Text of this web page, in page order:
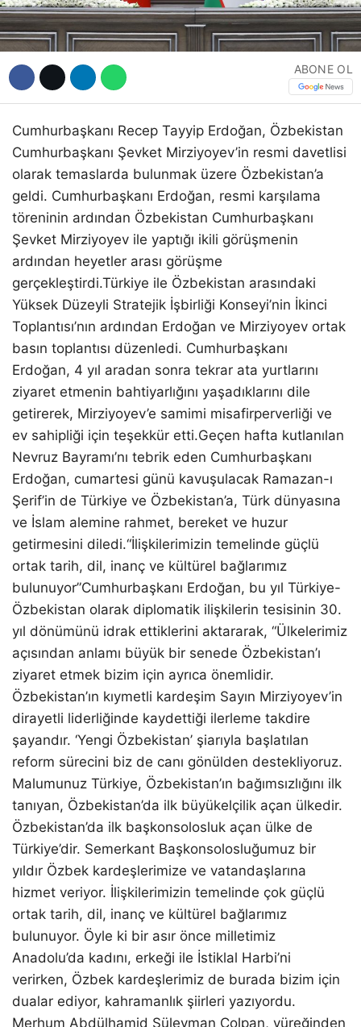
ABONE OL
Cumhurbaşkanı Recep Tayyip Erdoğan, Özbekistan
Cumhurbaşkanı Şevket Mirziyoyev’in resmi davetlisi
olarak temaslarda bulunmak üzere Özbekistan’a
geldi. Cumhurbaşkanı Erdoğan, resmi karşılama
töreninin ardından Özbekistan Cumhurbaşkanı
Şevket Mirziyoyev ile yaptığı ikili görüşmenin
ardından heyetler arası görüşme
gerçekleştirdi.Türkiye ile Özbekistan arasındaki
Yüksek Düzeyli Stratejik İşbirliği Konseyi’nin İkinci
Toplantısı’nın ardından Erdoğan ve Mirziyoyev ortak
basın toplantısı düzenledi. Cumhurbaşkanı
Erdoğan, 4 yıl aradan sonra tekrar ata yurtlarını
ziyaret etmenin bahtiyarlığını yaşadıklarını dile
getirerek, Mirziyoyev’e samimi misafirperverliği ve
ev sahipliği için teşekkür etti.Geçen hafta kutlanılan
Nevruz Bayramı’nı tebrik eden Cumhurbaşkanı
Erdoğan, cumartesi günü kavuşulacak Ramazan-ı
Şerif’in de Türkiye ve Özbekistan’a, Türk dünyasına
ve İslam alemine rahmet, bereket ve huzur
getirmesini diledi.“İlişkilerimizin temelinde güçlü
ortak tarih, dil, inanç ve kültürel bağlarımız
bulunuyor”Cumhurbaşkanı Erdoğan, bu yıl Türkiye-
Özbekistan olarak diplomatik ilişkilerin tesisinin 30.
yıl dönümünü idrak ettiklerini aktararak, “Ülkelerimiz
açısından anlamı büyük bir senede Özbekistan’ı
ziyaret etmek bizim için ayrıca önemlidir.
Özbekistan’ın kıymetli kardeşim Sayın Mirziyoyev’in
dirayetli liderliğinde kaydettiği ilerleme takdire
şayandır. ‘Yengi Özbekistan’ şiarıyla başlatılan
reform sürecini biz de canı gönülden destekliyoruz.
Malumunuz Türkiye, Özbekistan’ın bağımsızlığını ilk
tanıyan, Özbekistan’da ilk büyükelçilik açan ülkedir.
Özbekistan’da ilk başkonsolosluk açan ülke de
Türkiye’dir. Semerkant Başkonsolosluğumuz bir
yıldır Özbek kardeşlerimize ve vatandaşlarına
hizmet veriyor. İlişkilerimizin temelinde çok güçlü
ortak tarih, dil, inanç ve kültürel bağlarımız
bulunuyor. Öyle ki bir asır önce milletimiz
Anadolu’da kadını, erkeği ile İstiklal Harbi’ni
verirken, Özbek kardeşlerimiz de burada bizim için
dualar ediyor, kahramanlık şiirleri yazıyordu.
Merhum Abdülhamid Süleyman Çolpan, yüreğinden